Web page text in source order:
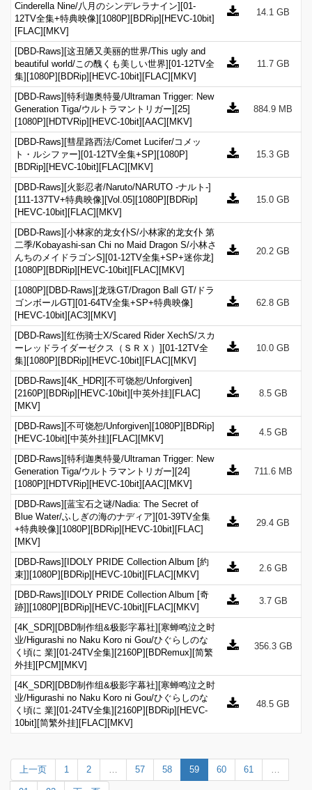
Cinderella Nine/八月のシンデレラナイン][01-
12TV全集+特典映像][1080P][BDRip][HEVC-10bit]
[FLAC][MKV]
14.1 GB
[DBD-Raws][这丑陋又美丽的世界/This ugly and
beautiful world/この醜くも美しい世界][01-12TV全
集][1080P][BDRip][HEVC-10bit][FLAC][MKV]
11.7 GB
[DBD-Raws][特利迦奥特曼/Ultraman Trigger: New
Generation Tiga/ウルトラマントリガー][25]
[1080P][HDTVRip][HEVC-10bit][AAC][MKV]
884.9 MB
[DBD-Raws][彗星路西法/Comet Lucifer/コメッ
ト・ルシファー][01-12TV全集+SP][1080P]
[BDRip][HEVC-10bit][FLAC][MKV]
15.3 GB
[DBD-Raws][火影忍者/Naruto/NARUTO -ナルト-]
[111-137TV+特典映像][Vol.05][1080P][BDRip]
[HEVC-10bit][FLAC][MKV]
15.0 GB
[DBD-Raws][小林家的龙女仆S/小林家的龙女仆 第
二季/Kobayashi-san Chi no Maid Dragon S/小林さ
んちのメイドラゴンS][01-12TV全集+SP+迷你龙]
[1080P][BDRip][HEVC-10bit][FLAC][MKV]
20.2 GB
[1080P][DBD-Raws][龙珠GT/Dragon Ball GT/ドラ
ゴンボールGT][01-64TV全集+SP+特典映像]
[HEVC-10bit][AC3][MKV]
62.8 GB
[DBD-Raws][红伤骑士X/Scared Rider XechS/スカ
ーレッドライダーゼクス（ＳＲＸ）][01-12TV全
集][1080P][BDRip][HEVC-10bit][FLAC][MKV]
10.0 GB
[DBD-Raws][4K_HDR][不可饶恕/Unforgiven]
[2160P][BDRip][HEVC-10bit][中英外挂][FLAC]
[MKV]
8.5 GB
[DBD-Raws][不可饶恕/Unforgiven][1080P][BDRip]
[HEVC-10bit][中英外挂][FLAC][MKV]
4.5 GB
[DBD-Raws][特利迦奥特曼/Ultraman Trigger: New
Generation Tiga/ウルトラマントリガー][24]
[1080P][HDTVRip][HEVC-10bit][AAC][MKV]
711.6 MB
[DBD-Raws][蓝宝石之谜/Nadia: The Secret of
Blue Water/ふしぎの海のナディア][01-39TV全集
+特典映像][1080P][BDRip][HEVC-10bit][FLAC]
[MKV]
29.4 GB
[DBD-Raws][IDOLY PRIDE Collection Album [約
束]][1080P][BDRip][HEVC-10bit][FLAC][MKV]
2.6 GB
[DBD-Raws][IDOLY PRIDE Collection Album [奇
跡]][1080P][BDRip][HEVC-10bit][FLAC][MKV]
3.7 GB
[4K_SDR][DBD制作组&极影字幕社][寒蝉鸣泣之时
业/Higurashi no Naku Koro ni Gou/ひぐらしのな
く頃に 業][01-24TV全集][2160P][BDRemux][简繁
外挂][PCM][MKV]
356.3 GB
[4K_SDR][DBD制作组&极影字幕社][寒蝉鸣泣之时
业/Higurashi no Naku Koro ni Gou/ひぐらしのな
く頃に 業][01-24TV全集][2160P][BDRip][HEVC-
10bit][简繁外挂][FLAC][MKV]
48.5 GB
上一页 1 2 … 57 58 59 60 61 …